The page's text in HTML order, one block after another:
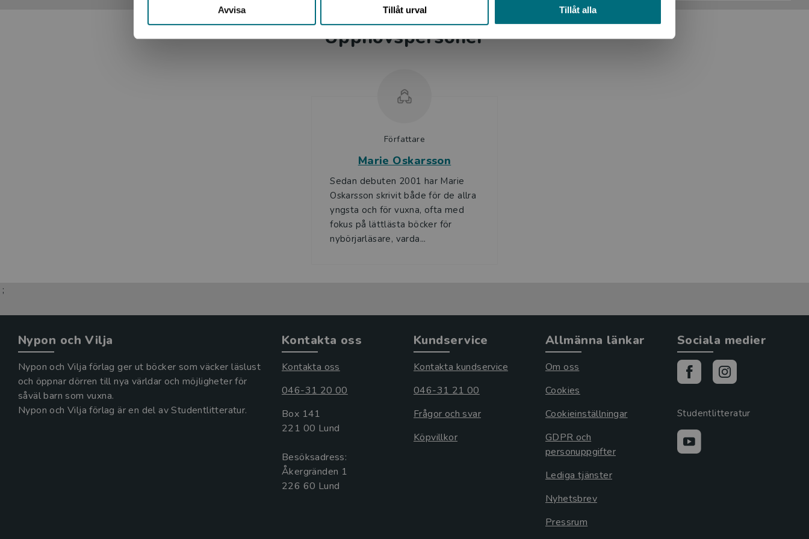
Avvisa Tillåt urval Tillåt alla
Upphovspersoner
Författare
Marie Oskarsson
Sedan debuten 2001 har Marie
Oskarsson skrivit både för de allra
yngsta och för vuxna, ofta med
fokus på lättlästa böcker för
nybörjarläsare, varda...
;
Nypon och Vilja
Nypon och Vilja förlag ger ut böcker som väcker läslust
och öppnar dörren till nya världar och möjligheter för
såväl barn som vuxna.
Nypon och Vilja förlag är en del av Studentlitteratur.
Kontakta oss
Kontakta oss
046-31 20 00
Box 141
221 00 Lund
Besöksadress:
Åkergränden 1
Kundservice
Kontakta kundservice
046-31 21 00
Frågor och svar
Köpvillkor
Allmänna länkar
Om oss
Cookies
Cookieinställningar
GDPR och
personuppgifter
Lediga tjänster
Nyhetsbrev
Pressrum
Sociala medier
Studentlitteratur